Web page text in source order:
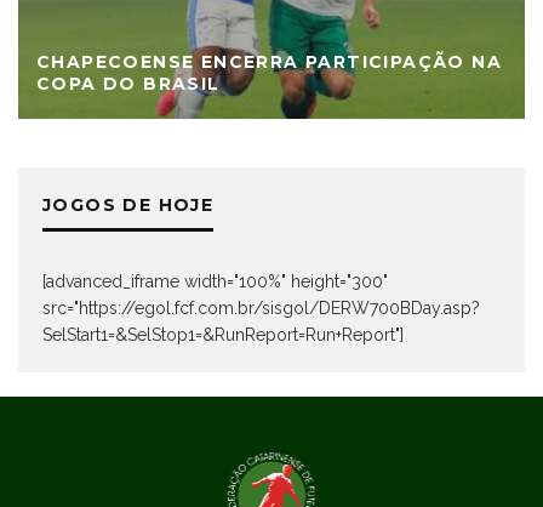
CHAPECOENSE ENCERRA PARTICIPAÇÃO NA
COPA DO BRASIL
JOGOS DE HOJE
[advanced_iframe width="100%" height="300"
src="https://egol.fcf.com.br/sisgol/DERW700BDay.asp?
SelStart1=&SelStop1=&RunReport=Run+Report"]